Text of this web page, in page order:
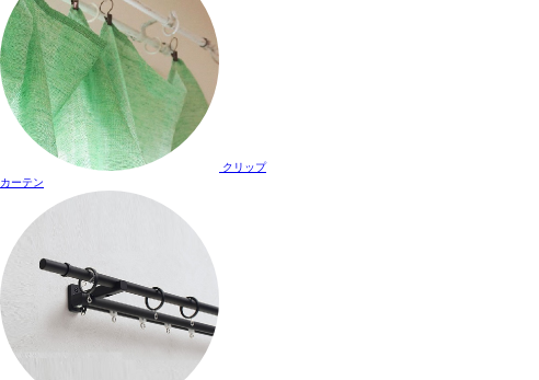
クリップ
カーテン